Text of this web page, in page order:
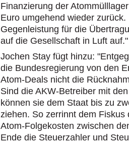
Finanzierung der
Euro umgehend wieder
Gegenleistung für die
auf die Gesellschaft in Luft auf."
Jochen Stay fügt hinzu:
die Bundesregierung von den
Atom-Deals nicht die
Sind die AKW-Betreiber mit
können sie dem Staat bis zu
ziehen. So zerrinnt dem
Atom-Folgekosten zwischen
Ende die Steuerzahler und